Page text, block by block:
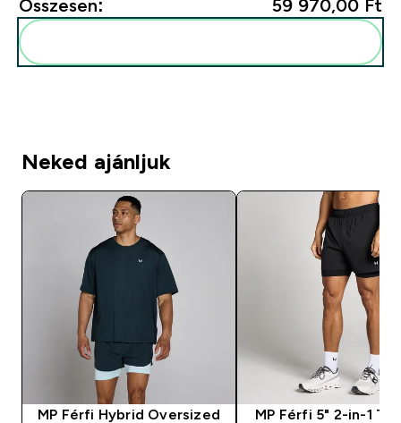
Összesen: 59 970,00 Ft‎
Neked ajánljuk
MP Férfi Hybrid Oversized
MP Férfi 5" 2-in-1